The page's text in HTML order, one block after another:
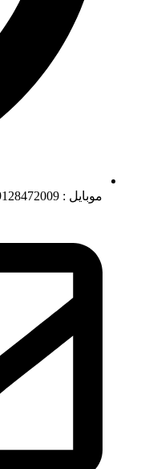
موبایل : 09128472009